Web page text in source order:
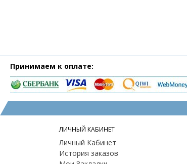
Принимаем к оплате:
ЛИЧНЫЙ КАБИНЕТ
Личный Кабинет
История заказов